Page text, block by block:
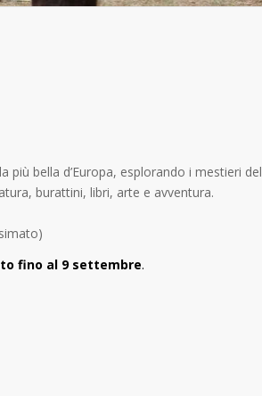
bella d’Europa, esplorando i mestieri del
burattini, libri, arte e avventura.
fino al 9 settembre.